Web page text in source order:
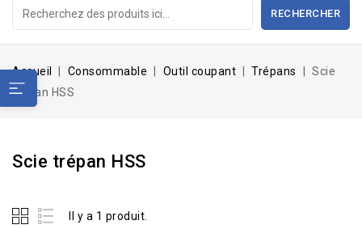
RECHERCHER
Accueil Consommable Outil coupant Trépans
Scie
trépan HSS
Scie trépan HSS
Il y a 1 produit.